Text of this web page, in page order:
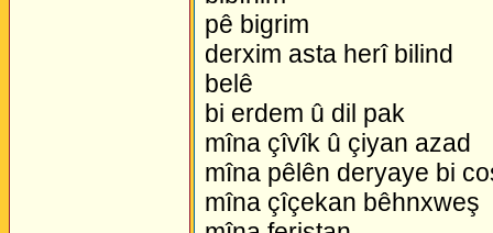
pê bigrim
derxim asta herî bilind
belê
bi erdem û dil pak
mîna çîvîk û çiyan azad
mîna pêlên deryaye bi
mîna çîçekan bêhnxweş